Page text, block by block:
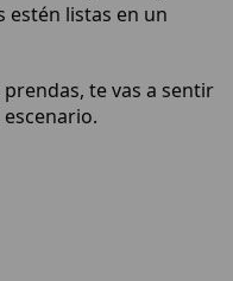
estén listas en un
prendas, te vas a sentir